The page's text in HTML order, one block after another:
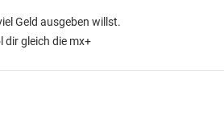
Geld ausgeben willst.
dir gleich die mx+